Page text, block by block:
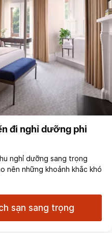
đi nghỉ dưỡng phi
nghỉ dưỡng sang trọng
nên những khoảnh khắc khó
sạn sang trọng